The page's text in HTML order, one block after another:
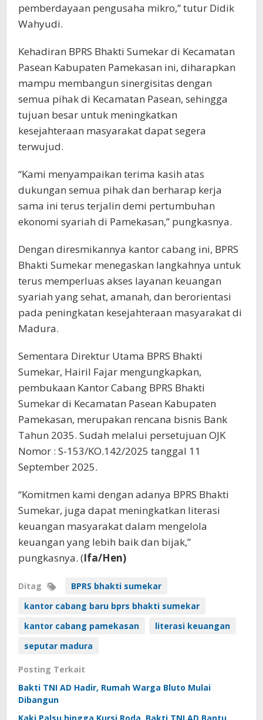
pemberdayaan pengusaha mikro,” tutur Didik
Wahyudi.
Kehadiran BPRS Bhakti Sumekar di Kecamatan
Pasean Kabupaten Pamekasan ini, diharapkan
mampu membangun sinergisitas dengan
semua pihak di Kecamatan Pasean, sehingga
tujuan besar untuk meningkatkan
kesejahteraan masyarakat dapat segera
terwujud.
“Kami menyampaikan terima kasih atas
dukungan semua pihak dan berharap kerja
sama ini terus terjalin demi pertumbuhan
ekonomi syariah di Pamekasan,” pungkasnya.
Dengan diresmikannya kantor cabang ini, BPRS
Bhakti Sumekar menegaskan langkahnya untuk
terus memperluas akses layanan keuangan
syariah yang sehat, amanah, dan berorientasi
pada peningkatan kesejahteraan masyarakat di
Madura.
Sementara Direktur Utama BPRS Bhakti
Sumekar, Hairil Fajar mengungkapkan,
pembukaan Kantor Cabang BPRS Bhakti
Sumekar di Kecamatan Pasean Kabupaten
Pamekasan, merupakan rencana bisnis Bank
Tahun 2035. Sudah melalui persetujuan OJK
Nomor : S-153/KO.142/2025 tanggal 11
September 2025.
“Komitmen kami dengan adanya BPRS Bhakti
Sumekar, juga dapat meningkatkan literasi
keuangan masyarakat dalam mengelola
keuangan yang lebih baik dan bijak,”
pungkasnya. (Ifa/Hen)
Ditag
BPRS bhakti sumekar
kantor cabang baru bprs bhakti sumekar
kantor cabang pamekasan
literasi keuangan
seputar madura
Posting Terkait
Bakti TNI AD Hadir, Rumah Warga Bluto Mulai
Dibangun